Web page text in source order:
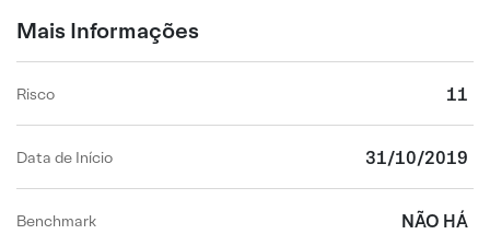
Mais Informações
Risco 11
Data de Início 31/10/2019
Benchmark NÃO HÁ